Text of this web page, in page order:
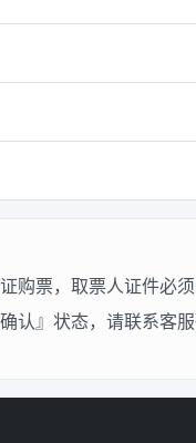
购票，取票人证件必
认』状态，请联系客